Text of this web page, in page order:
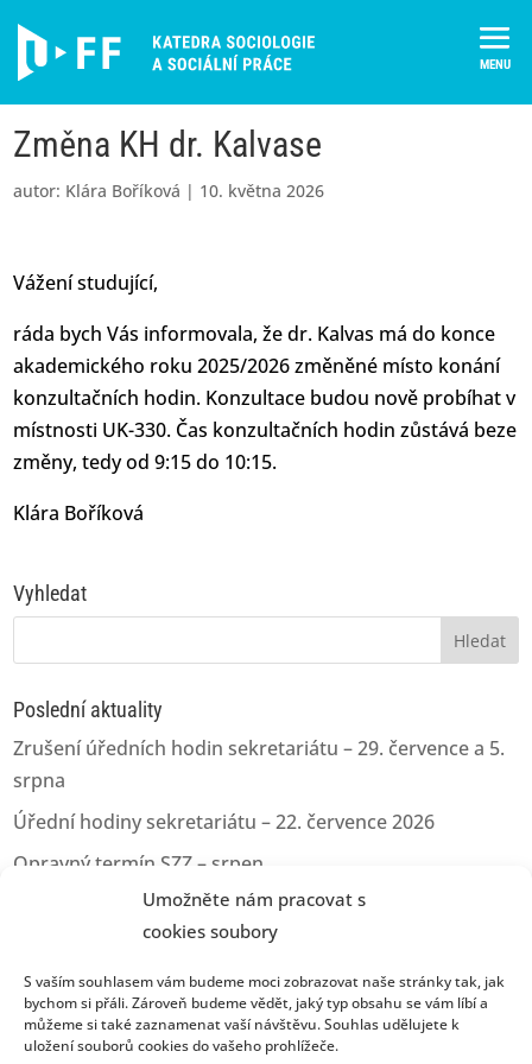
content
Umožněte nám pracovat s
cookies soubory
S vaším souhlasem vám budeme moci zobrazovat naše stránky tak, jak
bychom si přáli. Zároveň budeme vědět, jaký typ obsahu se vám líbí a
můžeme si také zaznamenat vaší návštěvu. Souhlas udělujete k
uložení souborů cookies do vašeho prohlížeče.
Změna KH dr. Kalvase
autor: Klára Boříková | 10. května 2026
Vážení studující,
ráda bych Vás informovala, že dr. Kalvas má do konce
akademického roku 2025/2026 změněné místo konání
konzultačních hodin. Konzultace budou nově probíhat v
místnosti UK-330. Čas konzultačních hodin zůstává beze
změny, tedy od 9:15 do 10:15.
Klára Boříková
Vyhledat
Poslední aktuality
Zrušení úředních hodin sekretariátu – 29. července a 5.
srpna
Úřední hodiny sekretariátu – 22. července 2026
Opravný termín SZZ – srpen
Opravný termín pro odevzdání kvalifikačních prací
Úřední hodiny sekretariátu – 11.06.2026